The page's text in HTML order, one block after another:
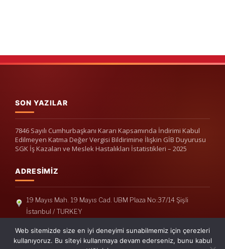
SON YAZILAR
7846 Sayılı Cumhurbaşkanı Kararı Kapsamında İndirimi Kabul
Edilmeyen Katma Değer Vergisi Bildirimine İlişkin GİB Duyurusu
SGK İş Kazaları ve Meslek Hastalıkları İstatistikleri – 2025
ADRESIMIZ
19 Mayıs Mah. 19 Mayıs Cad. UBM Plaza No:37/14 Şişli
İstanbul / TURKEY
Telefon: +90(212) 240 33 39
Telefon: +90(212) 248 19 36
Web sitemizde size en iyi deneyimi sunabilmemiz için çerezleri
kullanıyoruz. Bu siteyi kullanmaya devam ederseniz, bunu kabul